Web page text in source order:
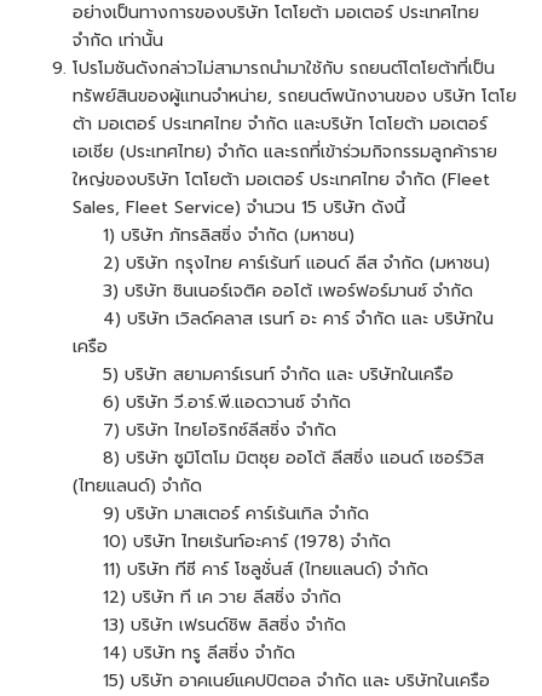
อย่างเป็นทางการของบริษัท โตโยต้า มอเตอร์ ประเทศไทย
จำกัด เท่านั้น
โปรโมชันดังกล่าวไม่สามารถนำมาใช้กับ รถยนต์โตโยต้าที่เป็น
ทรัพย์สินของผู้แทนจำหน่าย, รถยนต์พนักงานของ บริษัท โตโย
ต้า มอเตอร์ ประเทศไทย จำกัด และบริษัท โตโยต้า มอเตอร์
เอเชีย (ประเทศไทย) จำกัด และรถที่เข้าร่วมกิจกรรมลูกค้าราย
ใหญ่ของบริษัท โตโยต้า มอเตอร์ ประเทศไทย จำกัด (Fleet
Sales, Fleet Service) จำนวน 15 บริษัท ดังนี้
1) บริษัท ภัทรลิสซิ่ง จำกัด (มหาชน)
2) บริษัท กรุงไทย คาร์เร้นท์ แอนด์ ลีส จำกัด (มหาชน)
3) บริษัท ซินเนอร์เจติค ออโต้ เพอร์ฟอร์มานซ์ จำกัด
4) บริษัท เวิลด์คลาส เรนท์ อะ คาร์ จำกัด และ บริษัทใน
เครือ
5) บริษัท สยามคาร์เรนท์ จำกัด และ บริษัทในเครือ
6) บริษัท วี.อาร์.พี.แอดวานซ์ จำกัด
7) บริษัท ไทยโอริกซ์ลีสซิ่ง จำกัด
8) บริษัท ซูมิโตโม มิตซุย ออโต้ ลีสซิ่ง แอนด์ เซอร์วิส
(ไทยแลนด์) จำกัด
9) บริษัท มาสเตอร์ คาร์เร้นเทิล จำกัด
10) บริษัท ไทยเร้นท์อะคาร์ (1978) จำกัด
11) บริษัท ทีซี คาร์ โซลูชั่นส์ (ไทยแลนด์) จำกัด
12) บริษัท ที เค วาย ลีสซิ่ง จำกัด
13) บริษัท เฟรนด์ชิพ ลิสซิ่ง จำกัด
14) บริษัท ทรู ลีสซิ่ง จำกัด
15) บริษัท อาคเนย์แคปปิตอล จำกัด และ บริษัทในเครือ